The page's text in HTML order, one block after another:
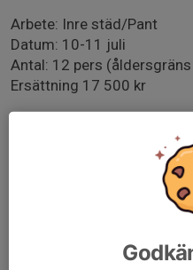
Arbete: Inre städ/Pant
Datum: 10-11 juli
Antal: 12 pers
Ersättning 17 500 kr
Samla in pant (burkar och
Tömma och byta säckar i
pantkärlen. Hålla rent
pantstationerna fungerar
Hjälp till att visa besökare